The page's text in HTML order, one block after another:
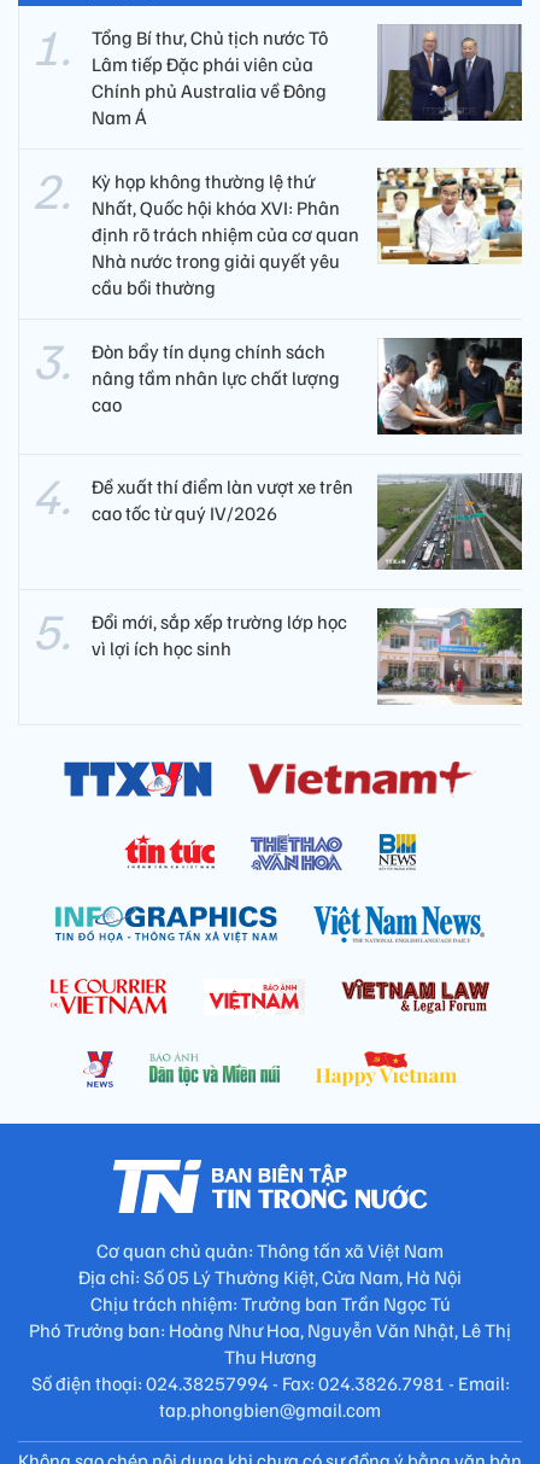
Tổng Bí thư, Chủ tịch nước Tô
Lâm tiếp Đặc phái viên của
Chính phủ Australia về Đông
Nam Á
Kỳ họp không thường lệ thứ
Nhất, Quốc hội khóa XVI: Phân
định rõ trách nhiệm của cơ quan
Nhà nước trong giải quyết yêu
cầu bồi thường
Đòn bẩy tín dụng chính sách
nâng tầm nhân lực chất lượng
cao
Đề xuất thí điểm làn vượt xe trên
cao tốc từ quý IV/2026
Đổi mới, sắp xếp trường lớp học
vì lợi ích học sinh
Cơ quan chủ quản: Thông tấn xã Việt Nam
Địa chỉ: Số 05 Lý Thường Kiệt, Cửa Nam, Hà Nội
Chịu trách nhiệm: Trưởng ban Trần Ngọc Tú
Phó Trưởng ban: Hoàng Như Hoa, Nguyễn Văn Nhật, Lê Thị
Thu Hương
Số điện thoại: 024.38257994 - Fax: 024.3826.7981 - Email:
tap.phongbien@gmail.com